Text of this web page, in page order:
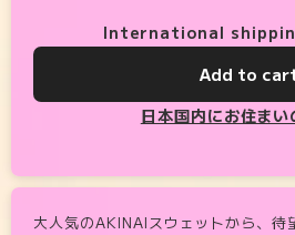
International
Add to
日本国内にお住まい
大人気のAKINAIスウェットから、待